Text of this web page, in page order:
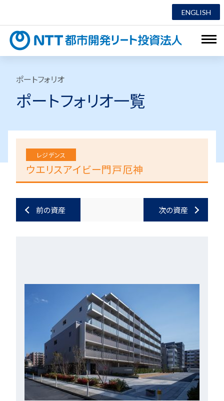
ENGLISH
ポートフォリオ
ポートフォリオ一覧
レジデンス
ウエリスアイビー門戸厄神
前の資産 次の資産